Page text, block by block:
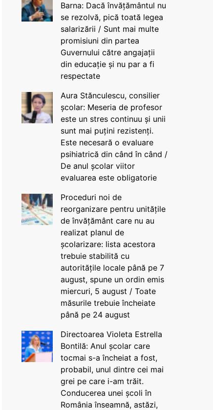
Barna: Dacă învățământul nu
se rezolvă, pică toată legea
salarizării / Sunt mai multe
promisiuni din partea
Guvernului către angajații
din educație și nu par a fi
respectate
Aura Stănculescu, consilier
școlar: Meseria de profesor
este un stres continuu și unii
sunt mai puțini rezistenți.
Este necesară o evaluare
psihiatrică din când în când /
De anul școlar viitor
evaluarea este obligatorie
Proceduri noi de
reorganizare pentru unitățile
de învățământ care nu au
realizat planul de
școlarizare: lista acestora
trebuie stabilită cu
autoritățile locale până pe 7
august, spune un ordin emis
miercuri, 5 august / Toate
măsurile trebuie încheiate
până pe 24 august
Directoarea Violeta Estrella
Bontilă: Anul școlar care
tocmai s-a încheiat a fost,
probabil, unul dintre cei mai
grei pe care i-am trăit.
Conducerea unei școli în
România înseamnă, astăzi,